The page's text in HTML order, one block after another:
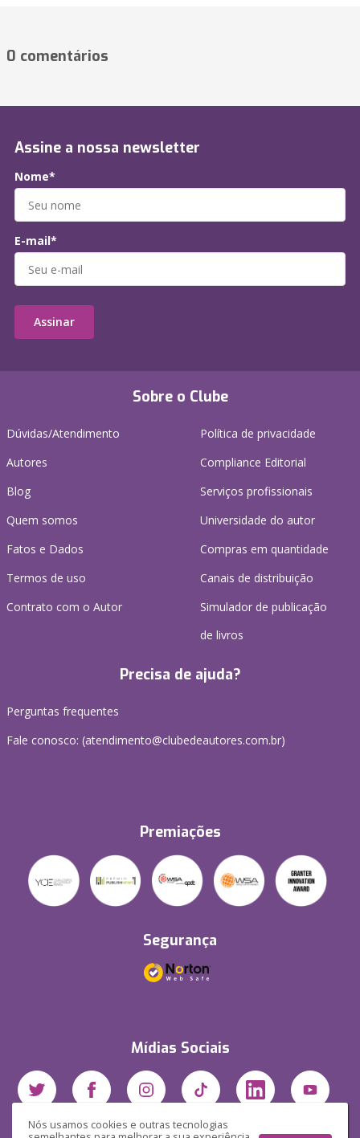
Nós usamos cookies e outras tecnologias
0 comentários
Sobre o Clube
Dúvidas/Atendimento
Autores
Blog
Quem somos
Fatos e Dados
Termos de uso
Contrato com o Autor
Política de privacidade
Compliance Editorial
Serviços profissionais
Universidade do autor
Compras em quantidade
Canais de distribuição
Simulador de publicação
de livros
Precisa de ajuda?
Perguntas frequentes
Fale conosco: (atendimento@clubedeautores.com.br)
Premiações
Segurança
Mídias Sociais
Assine a nossa newsletter
Nome*
E-mail*
Assinar